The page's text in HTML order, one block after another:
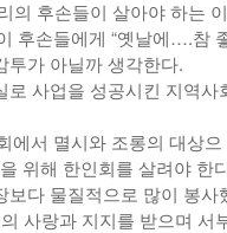
의 후손들이 살아야 하는 이
후손들에게 “옛날에….참
투가 아닐까 생각한다.
사업을 성공시킨 지역사
에서 멸시와 조롱의 대상으
위해 한인회를 살려야 한
다 물질적으로 많이 봉사
사랑과 지지를 받으며 서